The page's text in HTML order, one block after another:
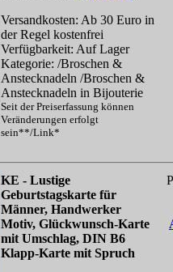
Versandkosten: Ab 30 Euro in
der Regel kostenfrei
Verfügbarkeit: Auf Lager
Kategorie: /Broschen &
Anstecknadeln /Broschen &
Anstecknadeln in Bijouterie
Seit der Preiserfassung können
Veränderungen erfolgt
sein**/Link*
KE - Lustige
Geburtstagskarte für
Männer, Handwerker
Motiv, Glückwunsch-Karte
mit Umschlag, DIN B6
Klapp-Karte mit Spruch